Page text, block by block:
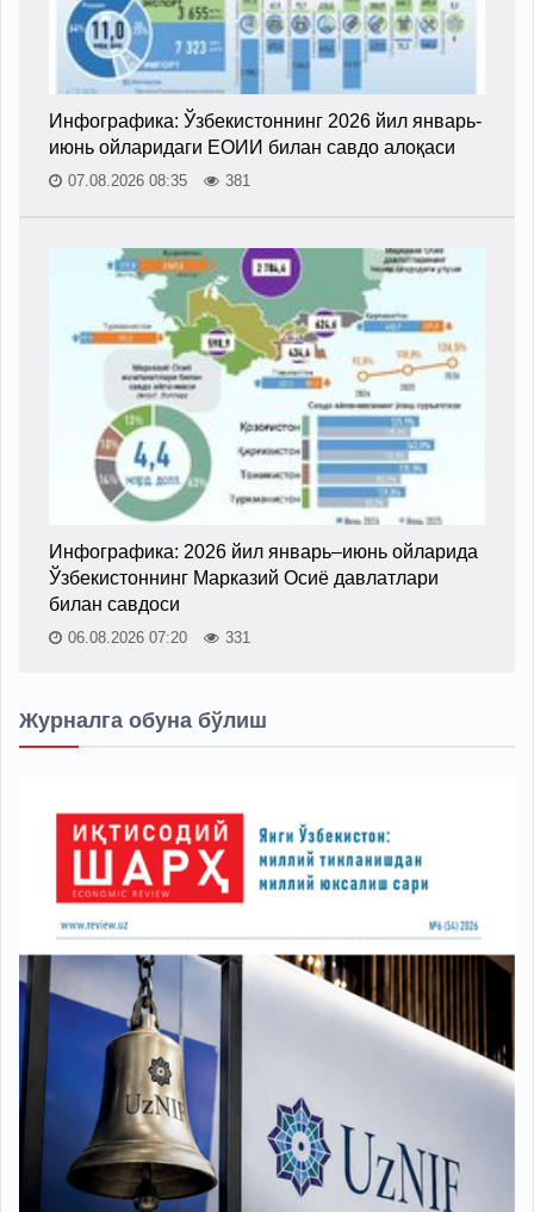
Инфографика: Ўзбекистоннинг 2026 йил январь-
июнь ойларидаги ЕОИИ билан савдо алоқаси
07.08.2026 08:35 381
Инфографика: 2026 йил январь–июнь ойларида
Ўзбекистоннинг Марказий Осиё давлатлари
билан савдоси
06.08.2026 07:20 331
Журналга обуна бўлиш